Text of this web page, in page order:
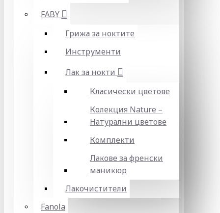
FABY
Грижа за ноктите
Инструменти
Лак за нокти
Класически цветове
Колекция Nature –
Натурални цветове
Комплекти
Лакове за френски
маникюр
Лакочистители
Fanola